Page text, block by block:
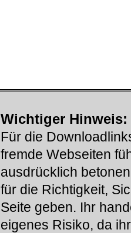
Wichtiger Hinweis:
Für die
fremde Webseiten
ausdrücklich
für die Richtigkeit,
Seite geben. Ihr
eigenes Risiko, da